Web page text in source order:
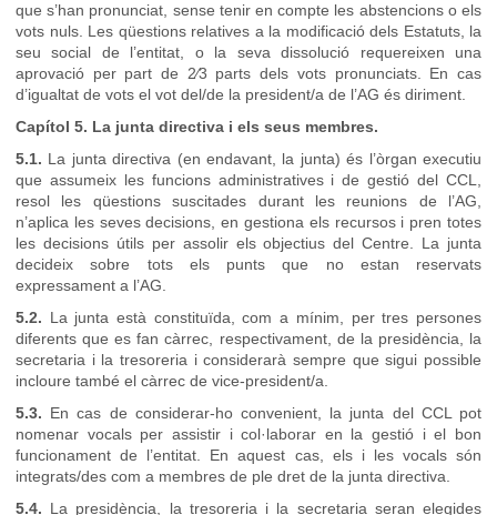
que s’han pronunciat, sense tenir en compte les abstencions o els
vots nuls. Les qüestions relatives a la modificació dels Estatuts, la
seu social de l’entitat, o la seva dissolució requereixen una
aprovació per part de 2⁄3 parts dels vots pronunciats. En cas
d’igualtat de vots el vot del/de la president/a de l’AG és diriment.
Capítol 5. La junta directiva i els seus membres.
5.1. La junta directiva (en endavant, la junta) és l’òrgan executiu
que assumeix les funcions administratives i de gestió del CCL,
resol les qüestions suscitades durant les reunions de l’AG,
n’aplica les seves decisions, en gestiona els recursos i pren totes
les decisions útils per assolir els objectius del Centre. La junta
decideix sobre tots els punts que no estan reservats
expressament a l’AG.
5.2. La junta està constituïda, com a mínim, per tres persones
diferents que es fan càrrec, respectivament, de la presidència, la
secretaria i la tresoreria i considerarà sempre que sigui possible
incloure també el càrrec de vice-president/a.
5.3. En cas de considerar-ho convenient, la junta del CCL pot
nomenar vocals per assistir i col·laborar en la gestió i el bon
funcionament de l’entitat. En aquest cas, els i les vocals són
integrats/des com a membres de ple dret de la junta directiva.
5.4. La presidència, la tresoreria i la secretaria seran elegides